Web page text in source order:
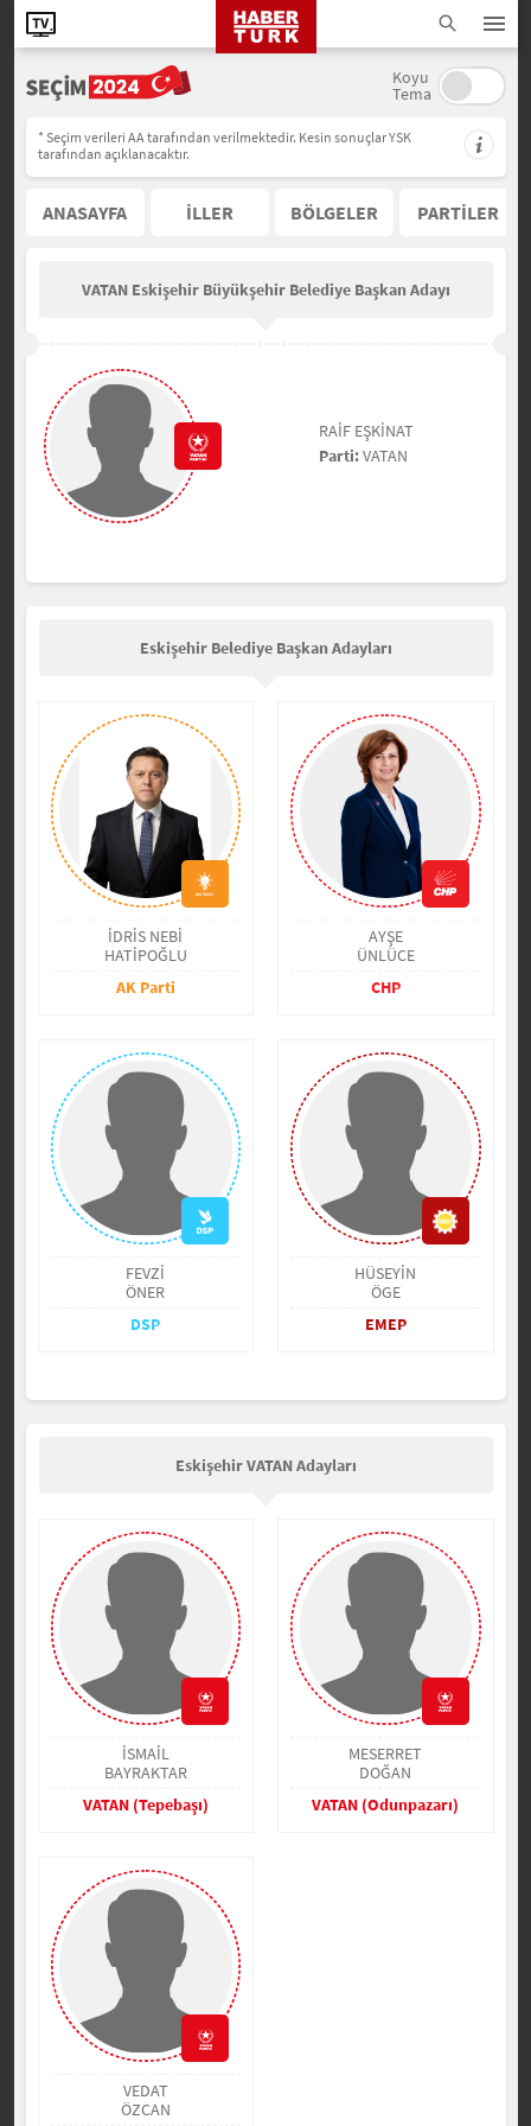
Koyu
Tema
* Seçim verileri AA tarafından verilmektedir. Kesin sonuçlar YSK
tarafından açıklanacaktır.
ANASAYFA İLLER BÖLGELER PARTİLER
VATAN Eskişehir Büyükşehir Belediye Başkan Adayı
RAİF EŞKİNAT
Parti:VATAN
Eskişehir Belediye Başkan Adayları
İDRİS NEBİ
HATİPOĞLU
AK Parti
AYŞE
ÜNLÜCE
CHP
FEVZİ
ÖNER
DSP
HÜSEYİN
ÖGE
EMEP
Eskişehir VATAN Adayları
İSMAİL
BAYRAKTAR
VATAN (Tepebaşı)
MESERRET
DOĞAN
VATAN (Odunpazarı)
VEDAT
ÖZCAN